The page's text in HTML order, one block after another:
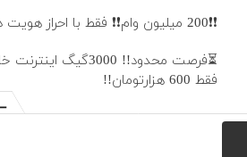
❗❗200 میلیون وام❗❗ فقط با احراز هویت در آبان تتر
فقط 600 هزارتومان!!